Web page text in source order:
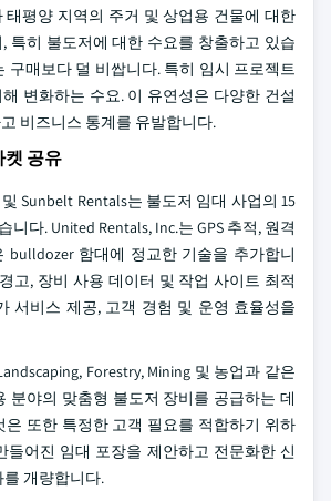
태평양 지역의 주거 및 상업용 건물에 대한
특히 불도저에 대한 수요를 창출하고 있습
구매보다 덜 비쌉니다. 특히 임시 프로젝트
변화하는 수요. 이 유연성은 다양한 건설
비즈니스 통계를 유발합니다.
켓 공유
Sunbelt Rentals는 불도저 임대 사업의 15
니다. United Rentals, Inc.는 GPS 추적, 원격
bulldozer 함대에 정교한 기술을 추가합니
고, 장비 사용 데이터 및 작업 사이트 최적
서비스 제공, 고객 경험 및 운영 효율성을
Forestry, Mining 및 농업과 같은
분야의 맞춤형 불도저 장비를 공급하는 데
은 또한 특정한 고객 필요를 적합하기 위하
들어진 임대 포장을 제안하고 전문화한 신
개량합니다.